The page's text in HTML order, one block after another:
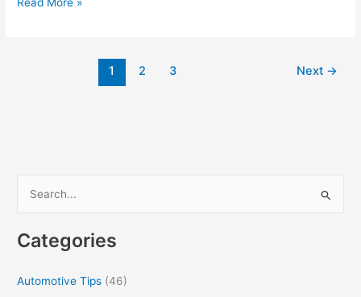
Read More »
1 2 3 Next →
r
Categories
Automotive Tips (46)